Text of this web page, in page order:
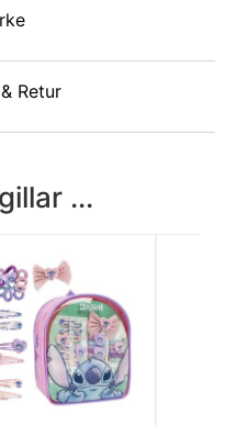
Retur
...